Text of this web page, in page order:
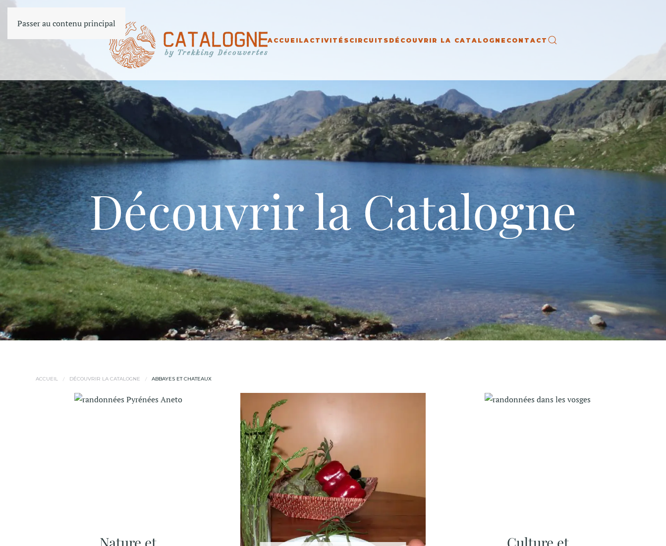
Passer au contenu principal
ACCUEILACTIVITÉS CIRCUITS DÉCOUVRIR LA CATALOGNE CONTACT
Découvrir la Catalogne
ACCUEIL DÉCOUVRIR LA CATALOGNE ABBAYES ET CHATEAUX
Nature et
Culture et